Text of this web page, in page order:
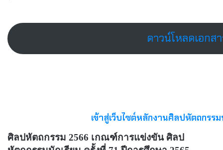
ดาวน์โหลดเอกส
เข้าสู่เว็บไซต์หลักงานศิลปหัตถกรรม
ศิลปหัตถกรรม 2566 เกณฑ์การแข่งขัน ศิลป